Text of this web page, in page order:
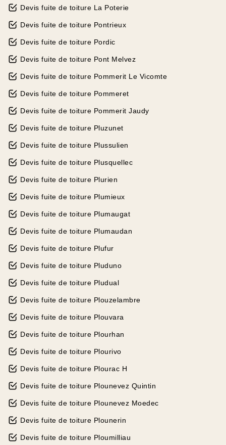
Devis fuite de toiture La Poterie
Devis fuite de toiture Pontrieux
Devis fuite de toiture Pordic
Devis fuite de toiture Pont Melvez
Devis fuite de toiture Pommerit Le Vicomte
Devis fuite de toiture Pommeret
Devis fuite de toiture Pommerit Jaudy
Devis fuite de toiture Pluzunet
Devis fuite de toiture Plussulien
Devis fuite de toiture Plusquellec
Devis fuite de toiture Plurien
Devis fuite de toiture Plumieux
Devis fuite de toiture Plumaugat
Devis fuite de toiture Plumaudan
Devis fuite de toiture Plufur
Devis fuite de toiture Pluduno
Devis fuite de toiture Pludual
Devis fuite de toiture Plouzelambre
Devis fuite de toiture Plouvara
Devis fuite de toiture Plourhan
Devis fuite de toiture Plourivo
Devis fuite de toiture Plourac H
Devis fuite de toiture Plounevez Quintin
Devis fuite de toiture Plounevez Moedec
Devis fuite de toiture Plounerin
Devis fuite de toiture Ploumilliau